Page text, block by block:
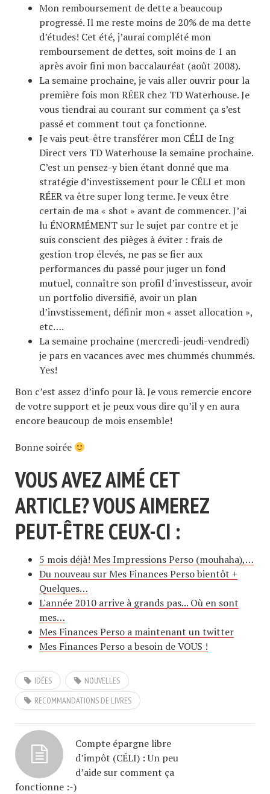
Mon remboursement de dette a beaucoup
progressé. Il me reste moins de 20% de ma dette
d’études! Cet été, j’aurai complété mon
remboursement de dettes, soit moins de 1 an
après avoir fini mon baccalauréat (août 2008).
La semaine prochaine, je vais aller ouvrir pour la
première fois mon RÉER chez TD Waterhouse. Je
vous tiendrai au courant sur comment ça s’est
passé et comment tout ça fonctionne.
Je vais peut-être transférer mon CÉLI de Ing
Direct vers TD Waterhouse la semaine prochaine.
C’est un pensez-y bien étant donné que ma
stratégie d’investissement pour le CÉLI et mon
RÉER va être super long terme. Je veux être
certain de ma « shot » avant de commencer. J’ai
lu ÉNORMÉMENT sur le sujet par contre et je
suis conscient des pièges à éviter : frais de
gestion trop élevés, ne pas se fier aux
performances du passé pour juger un fond
mutuel, connaître son profil d’investisseur, avoir
un portfolio diversifié, avoir un plan
d’invstissement, définir mon « asset allocation »,
etc….
La semaine prochaine (mercredi-jeudi-vendredi)
je pars en vacances avec mes chummés chummés.
Yes!
Bon c’est assez d’info pour là. Je vous remercie encore
de votre support et je peux vous dire qu’il y en aura
encore beaucoup de mois ensemble!
Bonne soirée
VOUS AVEZ AIMÉ CET
ARTICLE? VOUS AIMEREZ
PEUT-ÊTRE CEUX-CI :
5 mois déjà! Mes Impressions Perso (mouhaha),…
Du nouveau sur Mes Finances Perso bientôt +
Quelques…
L'année 2010 arrive à grands pas... Où en sont
mes…
Mes Finances Perso a maintenant un twitter
Mes Finances Perso a besoin de VOUS !
IDÉES
NOUVELLES
RECOMMANDATIONS DE LIVRES
Compte épargne libre
d’impôt (CÉLI) : Un peu
d’aide sur comment ça
fonctionne :-)